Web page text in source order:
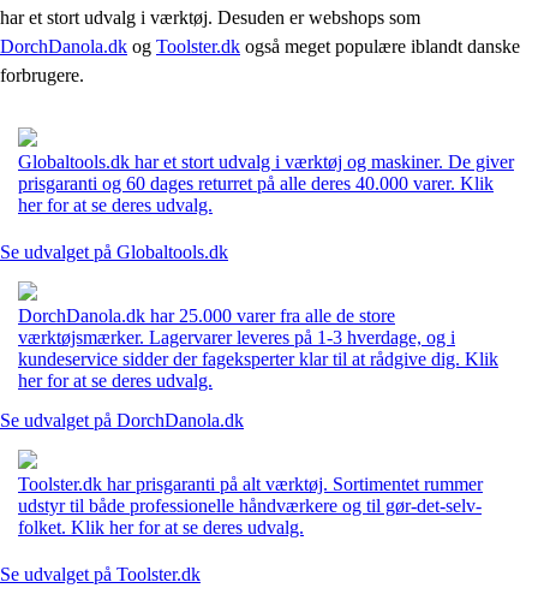
har et stort udvalg i værktøj. Desuden er webshops som
DorchDanola.dk og Toolster.dk også meget populære iblandt danske
forbrugere.
Globaltools.dk har et stort udvalg i værktøj og maskiner. De giver
prisgaranti og 60 dages returret på alle deres 40.000 varer. Klik
her for at se deres udvalg.
Se udvalget på Globaltools.dk
DorchDanola.dk har 25.000 varer fra alle de store
værktøjsmærker. Lagervarer leveres på 1-3 hverdage, og i
kundeservice sidder der fageksperter klar til at rådgive dig. Klik
her for at se deres udvalg.
Se udvalget på DorchDanola.dk
Toolster.dk har prisgaranti på alt værktøj. Sortimentet rummer
udstyr til både professionelle håndværkere og til gør-det-selv-
folket. Klik her for at se deres udvalg.
Se udvalget på Toolster.dk